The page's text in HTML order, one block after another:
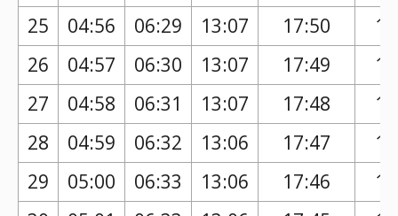
25
04:56 06:29 13:07 17:50
26
04:57 06:30 13:07 17:49
27
04:58 06:31 13:07 17:48
28
04:59 06:32 13:06 17:47
29
05:00 06:33 13:06 17:46